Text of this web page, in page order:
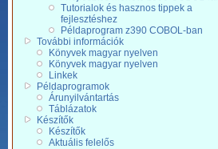
Tutorialok és hasznos tippek a
fejlesztéshez
Példaprogram z390 COBOL-ban
További információk
Könyvek magyar nyelven
Könyvek magyar nyelven
Linkek
Példaprogramok
Árunyilvántartás
Táblázatok
Készítők
Készítők
Aktuális felelős